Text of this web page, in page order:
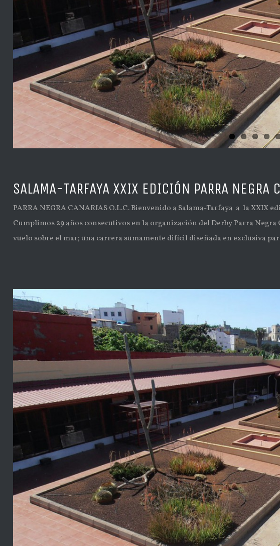
SALAMA-TARFAYA XXIX EDICIÓN PARRA NEGRA
PARRA NEGRA CANARIAS O.L.C. Bienvenido a Salama-Tarfaya a la XXIX
Cumplimos 29 años consecutivos en la organización del Derby Parra
vuelo sobre el mar; una carrera sumamente difícil diseñada en exclusiva